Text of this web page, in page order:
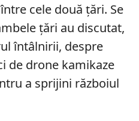
cele două țări. Se
țări au discutat,
întâlnirii, despre
de drone kamikaze
a sprijini războiul